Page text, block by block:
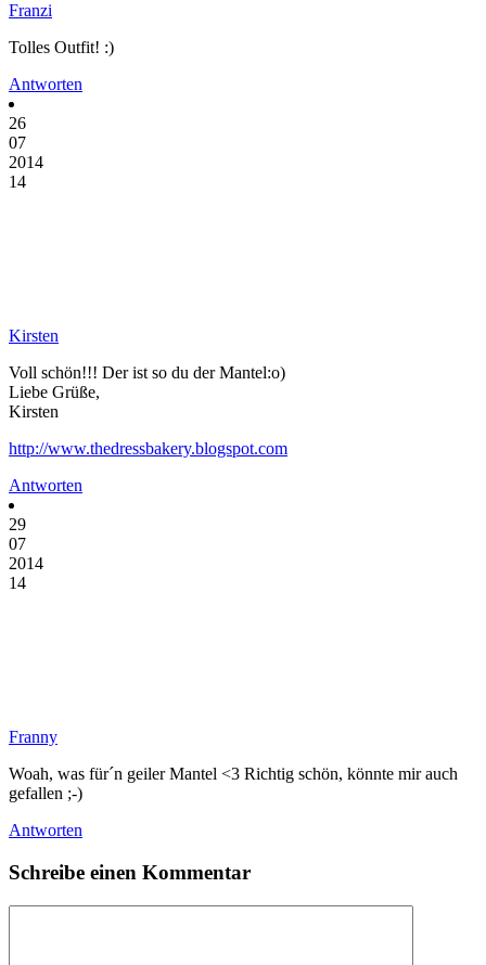
Franzi
Tolles Outfit! :)
Antworten
26
07
2014
14
Kirsten
Voll schön!!! Der ist so du der Mantel:o)
Liebe Grüße,
Kirsten
http://www.thedressbakery.blogspot.com
Antworten
29
07
2014
14
Franny
Woah, was für´n geiler Mantel <3 Richtig schön, könnte mir auch
gefallen ;-)
Antworten
Schreibe einen Kommentar